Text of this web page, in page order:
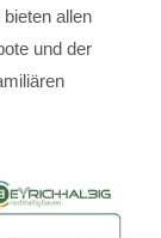
allen
und der